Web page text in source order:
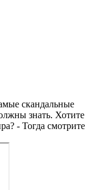
скандальные
знать. Хотите
- Тогда смотрите